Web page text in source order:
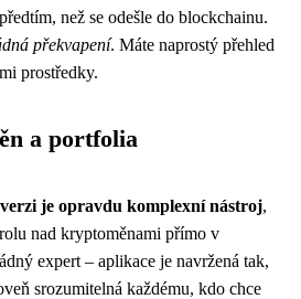
než se odešle do blockchainu.
překvapení. Máte naprostý přehled
prostředky.
a portfolia
je opravdu komplexní nástroj,
nad kryptoměnami přímo v
expert – aplikace je navržená tak,
srozumitelná každému, kdo chce